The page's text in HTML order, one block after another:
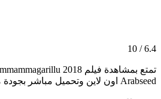
6.4 / 10
Arabseed اون لاين وتحميل مباشر بجودة ممتازة لعشاق الرومانسية.